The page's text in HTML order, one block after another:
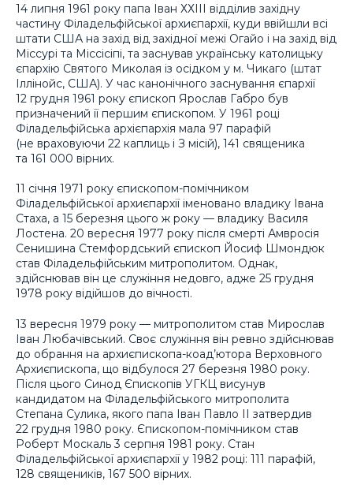
14 липня 1961 року папа Іван ХХІІІ відділив західну
частину Філадельфійської архиєпархії, куди ввійшли всі
штати США на захід від західної межі Огайо і на захід від
Міссурі та Міссісіпі, та заснував українську католицьку
єпархію Святого Миколая із осідком у м. Чикаго (штат
Іллінойс, США). У час канонічного заснування єпархії
12 грудня 1961 року єпископ Ярослав Габро був
призначений її першим єпископом. У 1961 році
Філадельфійська архієпархія мала 97 парафій
(не враховуючи 22 каплиць і З місій), 141 священика
та 161 000 вірних.
11 січня 1971 року єпископом-помічником
Філадельфійської архиєпархії іменовано владику Івана
Стаха, а 15 березня цього ж року — владику Василя
Лостена. 20 вересня 1977 року після смерті Амвросія
Сенишина Стемфордський єпископ Йосиф Шмондюк
став Філадельфійським митрополитом. Однак,
здійснював він це служіння недовго, адже 25 грудня
1978 року відійшов до вічності.
13 вересня 1979 року — митрополитом став Мирослав
Іван Любачівський. Своє служіння він ревно здійснював
до обрання на архиєпископа-коад’ютора Верховного
Архиєпископа, що відбулося 27 березня 1980 року.
Після цього Синод Єпископів УГКЦ висунув
кандидатом на Філадельфійського митрополита
Степана Сулика, якого папа Іван Павло II затвердив
22 грудня 1980 року. Єпископом-помічником став
Роберт Москаль 3 серпня 1981 року. Стан
Філадельфійської архиєпархії у 1982 році: 111 парафій,
128 священиків, 167 500 вірних.